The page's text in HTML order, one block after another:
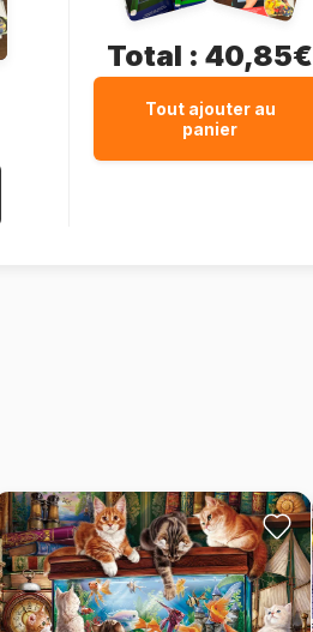
Total : 40,85€
Tout ajouter au
panier